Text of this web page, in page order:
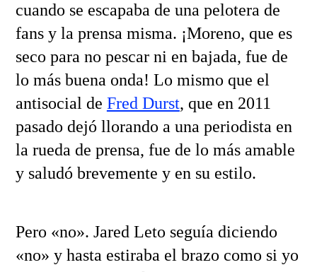
cuando se escapaba de una pelotera de
fans y la prensa misma. ¡Moreno, que es
seco para no pescar ni en bajada, fue de
lo más buena onda! Lo mismo que el
antisocial de Fred Durst, que en 2011
pasado dejó llorando a una periodista en
la rueda de prensa, fue de lo más amable
y saludó brevemente y en su estilo.
Pero «no». Jared Leto seguía diciendo
«no» y hasta estiraba el brazo como si yo